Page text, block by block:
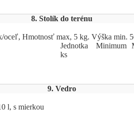
8. Stolík do terénu
oceľ, Hmotnosť max, 5 kg. Výška min.
Jed­not­ka Mi­ni­mum
ks
9. Vedro
l, s mierkou